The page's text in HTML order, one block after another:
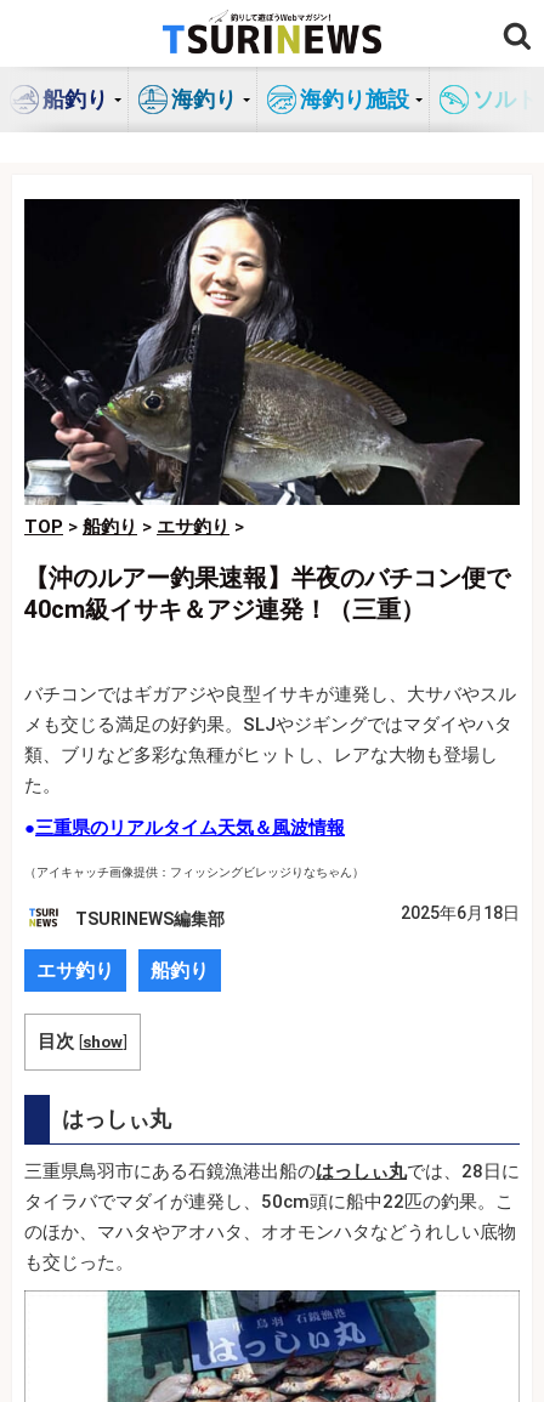
ン
船釣り 海釣り 海釣り施設 ソル
TOP > 船釣り > エサ釣り >
【沖のルアー釣果速報】半夜のバチコン便で
40cm級イサキ＆アジ連発！（三重）
バチコンではギガアジや良型イサキが連発し、大サバやスル
メも交じる満足の好釣果。SLJやジギングではマダイやハタ
類、ブリなど多彩な魚種がヒットし、レアな大物も登場し
た。
●三重県のリアルタイム天気＆風波情報
（アイキャッチ画像提供：フィッシングビレッジりなちゃん）
TSURINEWS編集部 2025年6月18日
エサ釣り 船釣り
目次 [show]
はっしぃ丸
三重県鳥羽市にある石鏡漁港出船のはっしぃ丸では、28日に
タイラバでマダイが連発し、50cm頭に船中22匹の釣果。こ
のほか、マハタやアオハタ、オオモンハタなどうれしい底物
も交じった。